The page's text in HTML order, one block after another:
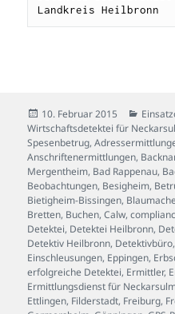
Landkreis Heilbronn
Veröffentlicht
am
10. Februar 2015
Wirtschaftsdetektei für
Spesenbetrug,
Anschriftenermittlungen,
Mergentheim, Bad Rappenau,
Beobachtungen, Besigheim,
Bietigheim-Bissingen,
Bretten, Buchen,Calw,
Detektei, Detektei Heilbronn,
Detektiv Heilbronn, Detektivbüro,
Einschleusungen, Eppingen,
erfolgreiche Detektei, Ermittler,
Ermittlungsdienst für
Ettlingen, Filderstadt, Freiburg,